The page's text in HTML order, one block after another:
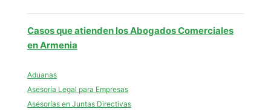
Casos que atienden los Abogados Comerciales
en Armenia
Aduanas
Asesoría Legal para Empresas
Asesorías en Juntas Directivas